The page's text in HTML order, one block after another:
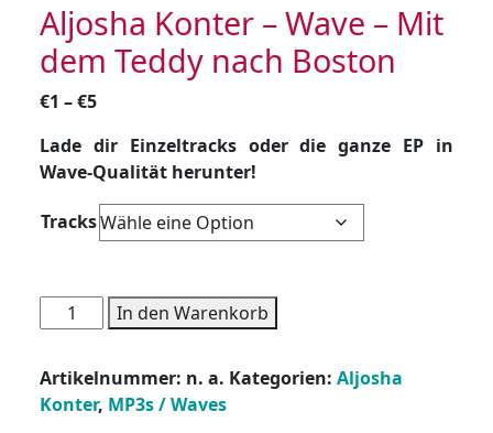
Aljosha Konter – Wave – Mit
dem Teddy nach Boston
€1 –€5Preisspanne:
bis
€5
Lade dir Einzeltracks oder die ganze EP in
Wave-Qualität herunter!
Tracks
Aljosha
Konter
Wave
-
In den Warenkorb
Artikelnummer: n. a. Kategorien: Aljosha
Konter, MP3s / Waves